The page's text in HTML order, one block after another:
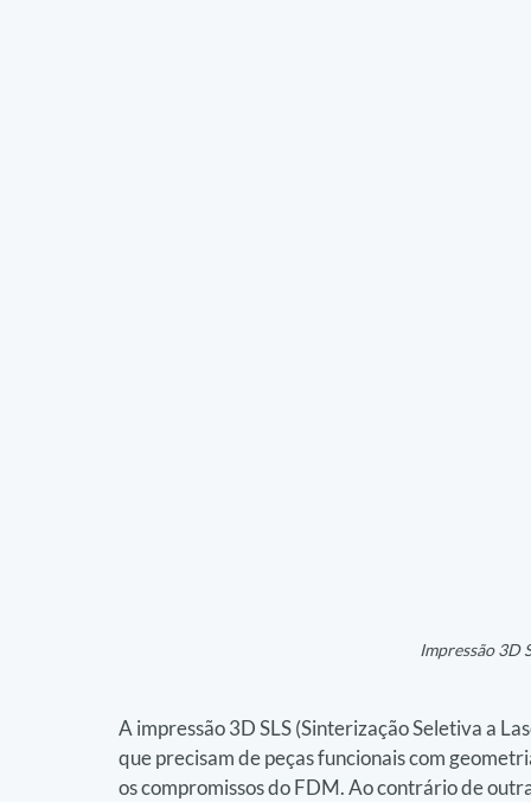
Impressão 3D
A impressão 3D SLS (Sinterização Seletiva a
que precisam de peças funcionais com
os compromissos do FDM. Ao contrário de